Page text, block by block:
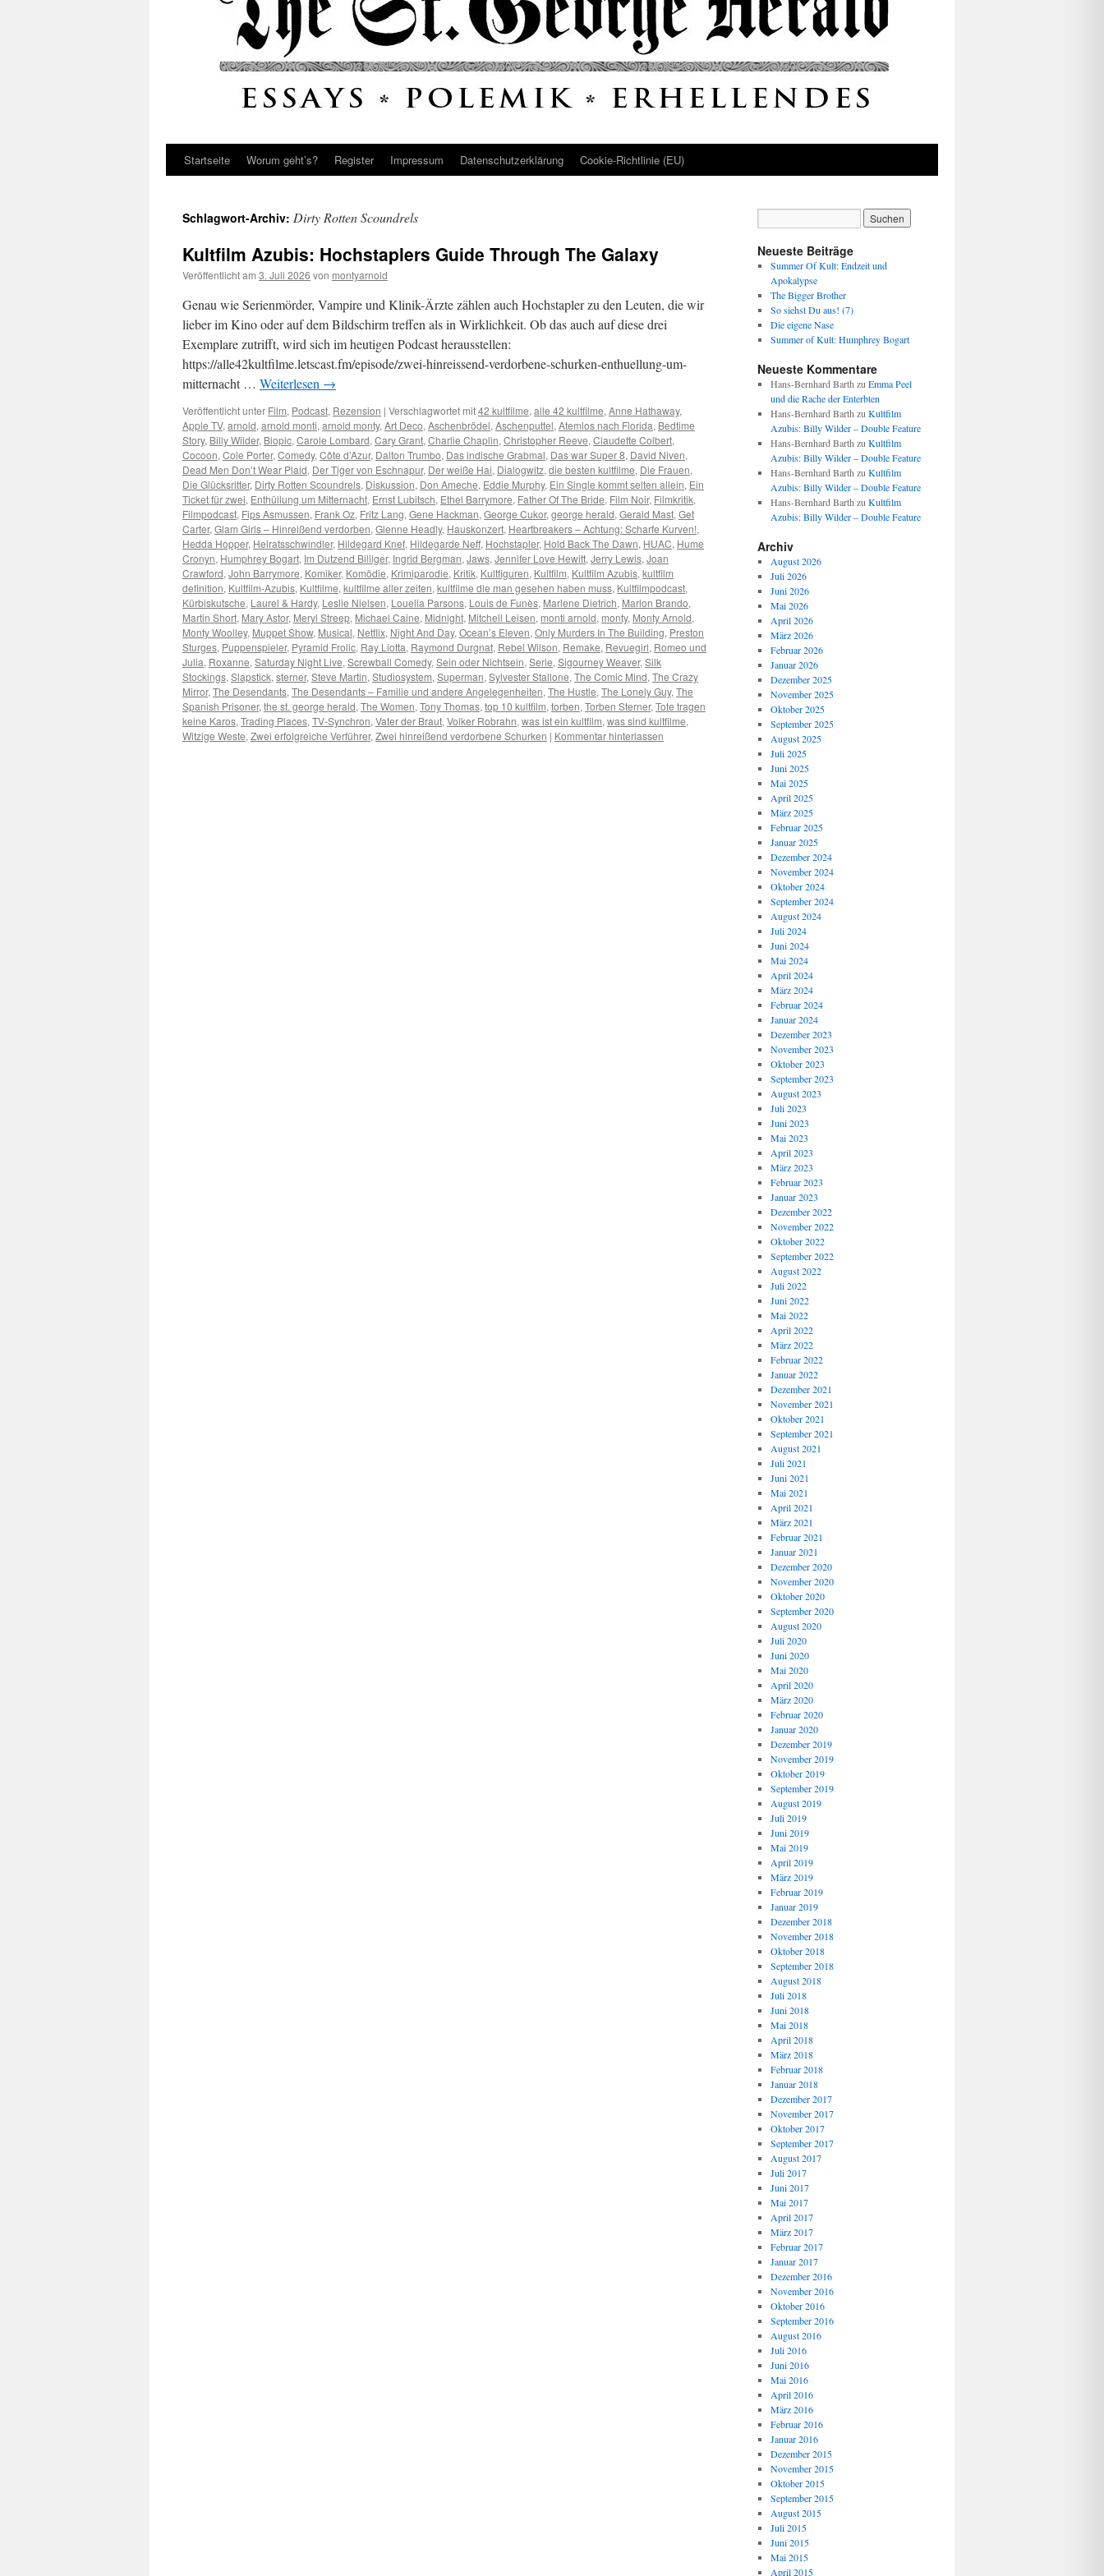
Startseite Worum geht’s? Register Impressum Datenschutz­erklärung Cookie-Richtlinie (EU)
Schlagwort-Archiv: Dirty Rotten Scoundrels
Kultfilm Azubis: Hochstaplers Guide Through The Galaxy
Veröffentlicht am 3. Juli 2026 von montyarnold
Genau wie Serienmörder, Vampire und Klinik-Ärzte zählen auch Hochstapler zu den Leuten, die wir
lieber im Kino oder auf dem Bildschirm treffen als in Wirklichkeit. Ob das auch auf diese drei
Exemplare zutrifft, wird sich im heutigen Podcast herausstellen:
https://alle42kultfilme.letscast.fm/episode/zwei-hinreissend-verdorbene-schurken-enthuellung-um-
mitternacht … Weiterlesen →
Veröffentlicht unter Film, Podcast, Rezension | Verschlagwortet mit42 kultfilme, alle 42 kultfilme, Anne Hathaway,
Apple TV, arnold, arnold monti, arnold monty, Art Deco, Aschenbrödel, Aschenputtel, Atemlos nach Florida, Bedtime
Story, Billy Wilder, Biopic, Carole Lombard, Cary Grant, Charlie Chaplin, Christopher Reeve, Claudette Colbert,
Cocoon, Cole Porter, Comedy, Côte d’Azur, Dalton Trumbo, Das indische Grabmal, Das war Super 8, David Niven,
Dead Men Don’t Wear Plaid, Der Tiger von Eschnapur, Der weiße Hai, Dialogwitz, die besten kultfilme, Die Frauen,
Die Glücksritter, Dirty Rotten Scoundrels, Diskussion, Don Ameche, Eddie Murphy, Ein Single kommt selten allein, Ein
Ticket für zwei, Enthüllung um Mitternacht, Ernst Lubitsch, Ethel Barrymore, Father Of The Bride, Film Noir, Filmkritik,
Filmpodcast, Fips Asmussen, Frank Oz, Fritz Lang, Gene Hackman, George Cukor, george herald, Gerald Mast, Get
Carter, Glam Girls – Hinreißend verdorben, Glenne Headly, Hauskonzert, Heartbreakers – Achtung: Scharfe Kurven!,
Hedda Hopper, Heiratsschwindler, Hildegard Knef, Hildegarde Neff, Hochstapler, Hold Back The Dawn, HUAC, Hume
Cronyn, Humphrey Bogart, Im Dutzend Billiger, Ingrid Bergman, Jaws, Jennifer Love Hewitt, Jerry Lewis, Joan
Crawford, John Barrymore, Komiker, Komödie, Krimiparodie, Kritik, Kultfiguren, Kultfilm, Kultfilm Azubis, kultfilm
definition, Kultfilm-Azubis, Kultfilme, kultfilme aller zeiten, kultfilme die man gesehen haben muss, Kultfilmpodcast,
Kürbiskutsche, Laurel & Hardy, Leslie Nielsen, Louella Parsons, Louis de Funès, Marlene Dietrich, Marlon Brando,
Martin Short, Mary Astor, Meryl Streep, Michael Caine, Midnight, Mitchell Leisen, monti arnold, monty, Monty Arnold,
Monty Woolley, Muppet Show, Musical, Netflix, Night And Day, Ocean’s Eleven, Only Murders In The Building, Preston
Sturges, Puppenspieler, Pyramid Frolic, Ray Liotta, Raymond Durgnat, Rebel Wilson, Remake, Revuegirl, Romeo und
Julia, Roxanne, Saturday Night Live, Screwball Comedy, Sein oder Nichtsein, Serie, Sigourney Weaver, Silk
Stockings, Slapstick, sterner, Steve Martin, Studiosystem, Superman, Sylvester Stallone, The Comic Mind, The Crazy
Mirror, The Desendants, The Desendants – Familie und andere Angelegenheiten, The Hustle, The Lonely Guy, The
Spanish Prisoner, the st. george herald, The Women, Tony Thomas, top 10 kultfilm, torben, Torben Sterner, Tote tragen
keine Karos, Trading Places, TV-Synchron, Vater der Braut, Volker Robrahn, was ist ein kultfilm, was sind kultfilme,
Witzige Weste, Zwei erfolgreiche Verführer, Zwei hinreißend verdorbene Schurken | Kommentar hinterlassen
Neueste Beiträge
Summer Of Kult: Endzeit und
Apokalypse
The Bigger Brother
So siehst Du aus! (7)
Die eigene Nase
Summer of Kult: Humphrey Bogart
Neueste Kommentare
Hans-Bernhard Barth zu Emma Peel
und die Rache der Enterbten
Hans-Bernhard Barth zu Kultfilm
Azubis: Billy Wilder – Double Feature
Hans-Bernhard Barth zu Kultfilm
Azubis: Billy Wilder – Double Feature
Hans-Bernhard Barth zu Kultfilm
Azubis: Billy Wilder – Double Feature
Hans-Bernhard Barth zu Kultfilm
Azubis: Billy Wilder – Double Feature
Archiv
August 2026
Juli 2026
Juni 2026
Mai 2026
April 2026
März 2026
Februar 2026
Januar 2026
Dezember 2025
November 2025
Oktober 2025
September 2025
August 2025
Juli 2025
Juni 2025
Mai 2025
April 2025
März 2025
Februar 2025
Januar 2025
Dezember 2024
November 2024
Oktober 2024
September 2024
August 2024
Juli 2024
Juni 2024
Mai 2024
April 2024
März 2024
Februar 2024
Januar 2024
Dezember 2023
November 2023
Oktober 2023
September 2023
August 2023
Juli 2023
Juni 2023
Mai 2023
April 2023
März 2023
Februar 2023
Januar 2023
Dezember 2022
November 2022
Oktober 2022
September 2022
August 2022
Juli 2022
Juni 2022
Mai 2022
April 2022
März 2022
Februar 2022
Januar 2022
Dezember 2021
November 2021
Oktober 2021
September 2021
August 2021
Juli 2021
Juni 2021
Mai 2021
April 2021
März 2021
Februar 2021
Januar 2021
Dezember 2020
November 2020
Oktober 2020
September 2020
August 2020
Juli 2020
Juni 2020
Mai 2020
April 2020
März 2020
Februar 2020
Januar 2020
Dezember 2019
November 2019
Oktober 2019
September 2019
August 2019
Juli 2019
Juni 2019
Mai 2019
April 2019
März 2019
Februar 2019
Januar 2019
Dezember 2018
November 2018
Oktober 2018
September 2018
August 2018
Juli 2018
Juni 2018
Mai 2018
April 2018
März 2018
Februar 2018
Januar 2018
Dezember 2017
November 2017
Oktober 2017
September 2017
August 2017
Juli 2017
Juni 2017
Mai 2017
April 2017
März 2017
Februar 2017
Januar 2017
Dezember 2016
November 2016
Oktober 2016
September 2016
August 2016
Juli 2016
Juni 2016
Mai 2016
April 2016
März 2016
Februar 2016
Januar 2016
Dezember 2015
November 2015
Oktober 2015
September 2015
August 2015
Juli 2015
Juni 2015
Mai 2015
April 2015